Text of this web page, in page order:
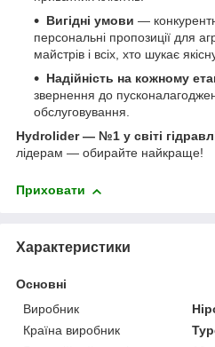
Вигідні умови —
персональні пропозиції для
майстрів і всіх, хто шукає
Надійність на кожному
звернення до
обслуговування.
Hydrolider — №1 у світі
лідерам — обирайте найкраще!
Приховати
Характеристики
Основні
Виробник
Країна виробник